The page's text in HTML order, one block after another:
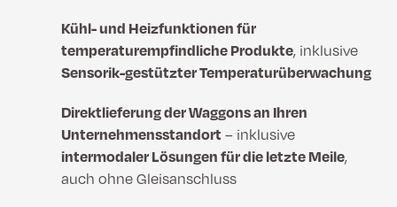
Kühl- und Heizfunktionen für
temperaturempfindliche Produkte, inklusive
Sensorik-gestützter Temperaturüberwachung
Direktlieferung der Waggons an Ihren
Unternehmensstandort – inklusive
intermodaler Lösungen für die letzte Meile,
auch ohne Gleisanschluss